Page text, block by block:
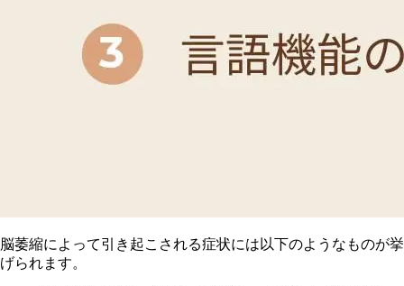
脳萎縮によって引き起こされる症状には以下のようなものが挙
げられます。